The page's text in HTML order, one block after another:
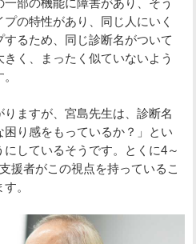
の特性があり、同じ人にいく
るため、同じ診断名がついて
く、まったく似ていないよう
ますが、宮島先生は、診断名
り感をもっているか？」とい
しているそうです。とくに4～
援者がこの視点を持っているこ
。